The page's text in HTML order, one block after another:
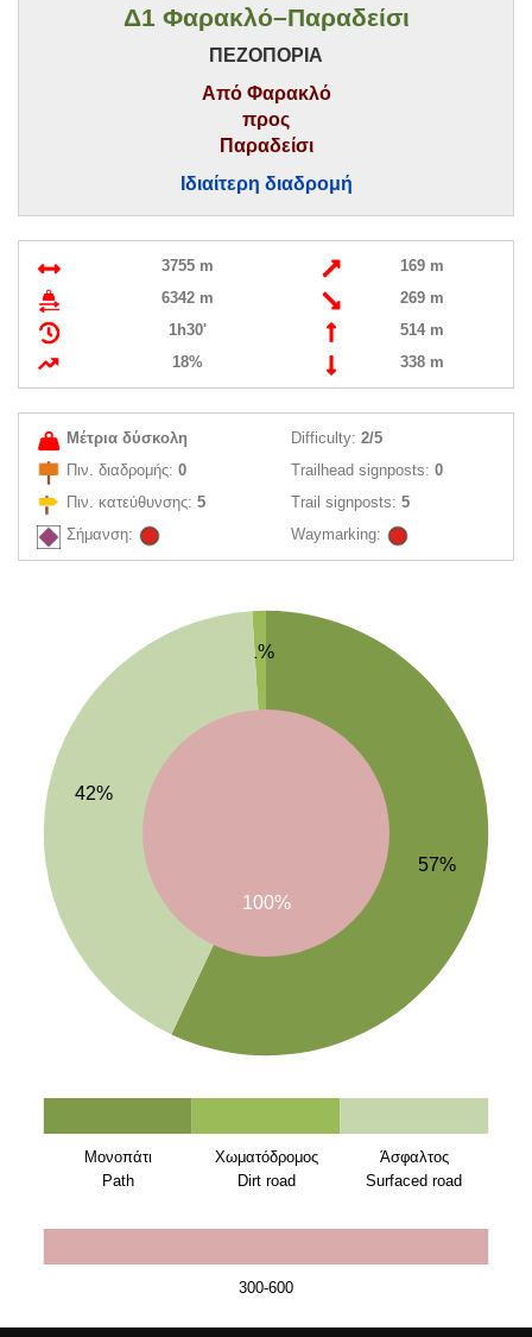
Δ1 Φαρακλό–Παραδείσι
ΠΕΖΟΠΟΡΙΑ
Από Φαρακλό
προς
Παραδείσι
Ιδιαίτερη διαδρομή
3755 m
169 m
6342 m
269 m
1h30'
514 m
18%
338 m
Μέτρια δύσκολη Difficulty: 2/5
Πιν. διαδρομής: 0 Trailhead signposts: 0
Πιν. κατεύθυνσης: 5 Trail signposts: 5
Σήμανση:
Waymarking:
57%
1%
42%
Μονοπάτι Χωματόδρομος
Άσφαλτος
Path
Dirt road Surfaced road
100%
300-600